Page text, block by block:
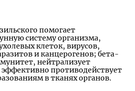
помогает
систему организма,
клеток, вирусов,
и канцерогенов; бета-
нейтрализует
противодействует
в тканях органов.